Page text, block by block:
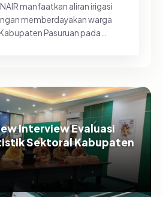
manfaatkan aliran irigasi
memberdayakan warga
Pasuruan pada
Interview Evaluasi
Sektoral Kabupaten